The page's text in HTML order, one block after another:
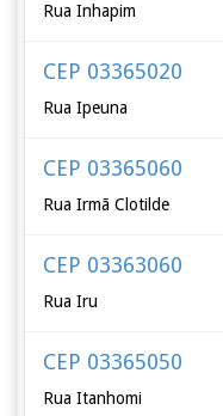
Rua Inhapim
CEP 03365020
Rua Ipeuna
CEP 03365060
Rua Irmã Clotilde
CEP 03363060
Rua Iru
CEP 03365050
Rua Itanhomi